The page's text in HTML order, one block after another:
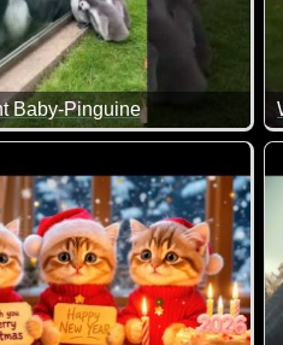
kleinen Katzen selber
Baby-Pinguine
drollig ist. Die kleinen